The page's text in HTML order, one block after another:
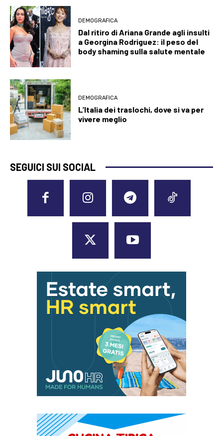
DEMOGRAFICA
Dal ritiro di Ariana Grande agli insulti
a Georgina Rodriguez: il peso del
body shaming sulla salute mentale
DEMOGRAFICA
L’Italia dei traslochi, dove si va per
vivere meglio
SEGUICI SUI SOCIAL